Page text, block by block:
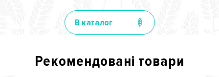
В каталог
Рекомендованi товари